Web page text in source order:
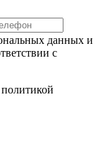
данных и
с